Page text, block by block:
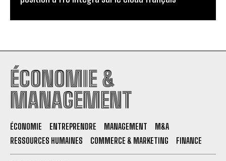
ÉCONOMIE &
MANAGEMENT
ÉCONOMIE ENTREPRENDRE MANAGEMENT
M&A
RESSOURCES HUMAINES
COMMERCE & MARKETING FINANCE